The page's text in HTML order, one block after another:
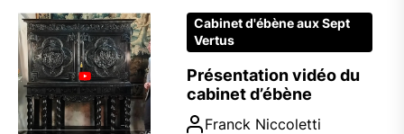
Cabinet d'ébène aux Sept
Vertus
Présentation vidéo du
cabinet d’ébène
Franck Niccoletti